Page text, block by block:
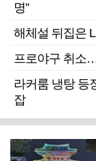
명”
해체설 뒤집은
프로야구 취소
라커룸 냉탕 등
잡